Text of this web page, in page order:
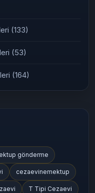
(133)
(53)
(164)
gönderme
cezaevinemektup
T Tipi Cezaevi